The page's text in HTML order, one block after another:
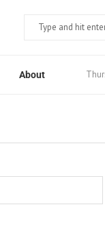
About